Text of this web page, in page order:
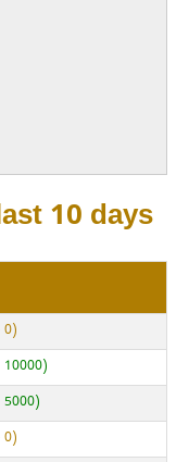
10 days
0
0